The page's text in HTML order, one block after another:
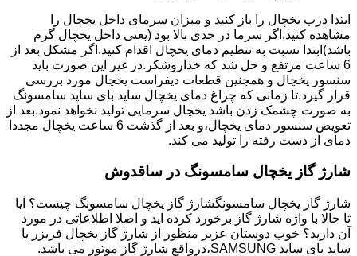
ابتدا درب یخچال را باز کنید و میزان سرمای داخل یخچال را
مشاهده کنید.اگر سرما در حدی بالا بود (یعنی داخل یخچال گرم
باشد)ابتدا نسبت به تنظیم دمای یخچال اقدام کنید.اگر مشکل بعد از
6 ساعت مرتفع و حل شد که خداروشکر.در غیر این صورت باید
سنسور یخچال و همچنین قطعات دیفراست یخچال مورد بررسی
قرار گیرد.تا زمانی که چراغ دمای یخچال ساید بای ساید سامسونگ
به صورت چشمک زدن باشد یخچال سرمایی تولید نخواهد نمود.بعد از
تعویض سنسور دمای یخچال،و بعد از گذشت 6 ساعت یخچال مجددا
دمای از دست رفته را تولید می کند.
شارژ گاز یخچال سامسونگ در ساقدوش
شارژ گاز یخچال سامسونگشارژ گاز یخچال سامسونگ چیست؟ آیا
تا حالا با واژه شارژ گاز برخورد کرده اید و اصلا اطلاعاتی در مورد
آن دارید؟ خوب دوستان عزیز منظور از شارژ گاز یخچال فریزر یا
ساید بای ساید SAMSUNG،درواقع شارژ گاز موتور می باشد.